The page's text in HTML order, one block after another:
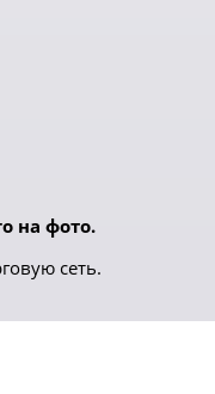
на фото.
сеть.